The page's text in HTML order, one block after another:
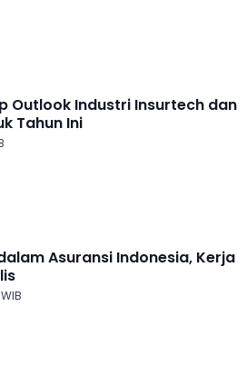
Outlook Industri Insurtech dan
Tahun Ini
Asuransi Indonesia, Kerja